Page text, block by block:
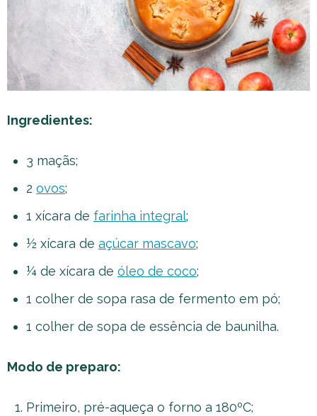
Ingredientes:
3 maçãs;
2 ovos;
1 xícara de farinha integral;
½ xícara de açúcar mascavo;
¼ de xícara de óleo de coco;
1 colher de sopa rasa de fermento em pó;
1 colher de sopa de essência de baunilha.
Modo de preparo:
Primeiro, pré-aqueça o forno a 180ºC;